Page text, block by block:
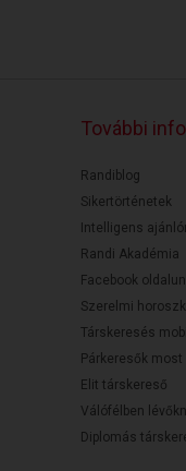
További
Randiblog
Sikertörténetek
Intelligens
Randi Akadémia
Facebook
Szerelmi
Társkeresés
Párkeresők most
Elit társkereső
Válófélben
Diplomás